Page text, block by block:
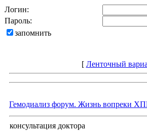
Логин:
Пароль:
запомнить
[ Ленточный
Гемодиализ форум. Жизнь вопреки
консультация доктора